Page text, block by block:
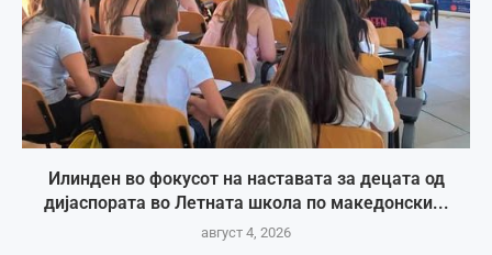
Илинден во фокусот на наставата за децата од
дијаспората во Летната школа по македонски...
август 4, 2026